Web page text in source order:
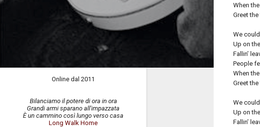
When
Greet
We
Up on
Fallin’
People
When
Greet
We
Up on
Fallin’
Online dal 2011
Bilanciamo il potere di ora in ora
Grandi armi sparano all'impazzata
È un cammino così lungo verso casa
Long Walk Home